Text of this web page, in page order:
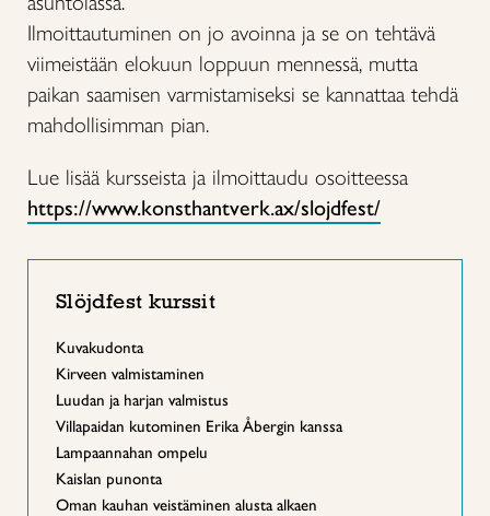
Ilmoittautuminen on jo avoinna ja se on tehtävä
viimeistään elokuun loppuun mennessä, mutta
paikan saamisen varmistamiseksi se kannattaa tehdä
mahdollisimman pian.
Lue lisää kursseista ja ilmoittaudu osoitteessa
https://www.konsthantverk.ax/slojdfest/
Slöjdfest kurssit
Kuvakudonta
Kirveen valmistaminen
Luudan ja harjan valmistus
Villapaidan kutominen Erika Åbergin kanssa
Lampaannahan ompelu
Kaislan punonta
Oman kauhan veistäminen alusta alkaen